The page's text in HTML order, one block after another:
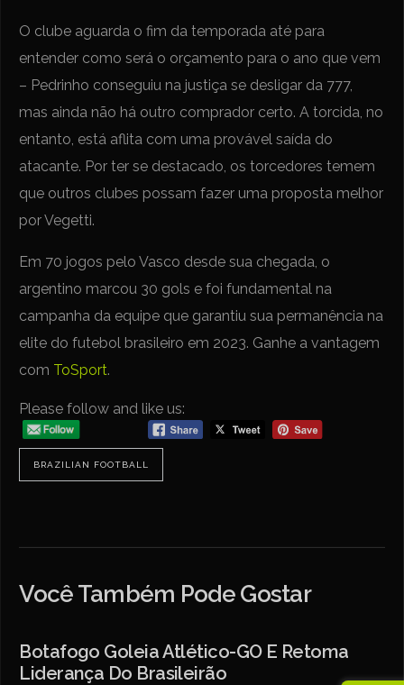
O clube aguarda o fim da temporada até para
entender como será o orçamento para o ano que vem
– Pedrinho conseguiu na justiça se desligar da 777,
mas ainda não há outro comprador certo. A torcida, no
entanto, está aflita com uma provável saída do
atacante. Por ter se destacado, os torcedores temem
que outros clubes possam fazer uma proposta melhor
por Vegetti.
Em 70 jogos pelo Vasco desde sua chegada, o
argentino marcou 30 gols e foi fundamental na
campanha da equipe que garantiu sua permanência na
elite do futebol brasileiro em 2023. Ganhe a vantagem
com ToSport.
Please follow and like us:
BRAZILIAN FOOTBALL
Você Também Pode Gostar
Botafogo Goleia Atlético-GO E Retoma
Liderança Do Brasileirão